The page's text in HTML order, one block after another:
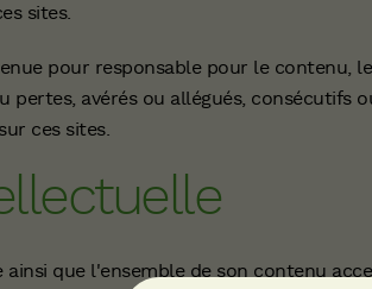
sites.
pour responsable pour le contenu,
pertes, avérés ou allégués, consécutifs
ces sites.
ainsi que l'ensemble de son contenu